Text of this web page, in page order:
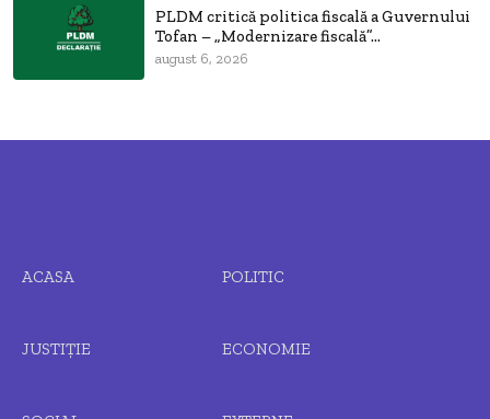
PLDM critică politica fiscală a Guvernului
Tofan – „Modernizare fiscală”...
august 6, 2026
ACASA POLITIC
JUSTIȚIE ECONOMIE